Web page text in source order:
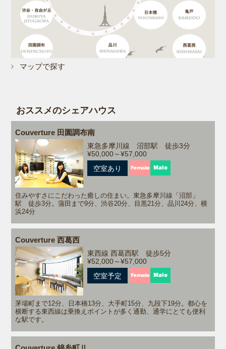
2021年10月12日クーベルチュール日本橋浜町の1階に新
たに4部屋がオープンしました。
こちらから
2021/10/01
新型コロナウイルスの感染予防に関する弊社の基本方針
について
こちらから
2021/01/04
感染症の取組みについて紹介ページができました。
こちらから
2020/03/16
新型コロナウィルス感染予防のため【web内覧】を始め
ました。
2019/10/01 以下4ハウスの運営管理を開始しました。
・クラシコ新御徒町
・クラシコGarage（ガラージェ）足立
・クラシコVerde（ベルデ）足立
2019/09/01 以下のハウスの運営管理を開始しました。
・クラシコ千川
・クラシコ八幡山
マップで探す
おススメのシェアハウス
Couverture 田園調布南
東急多摩川線 沼部駅 徒歩3分
¥50,000～¥57,000
空室あり
住みやすさにこだわった癒しの住まい。東急多摩川線「沼部」
駅 徒歩3分。蒲田まで9分、渋谷20分、目黒21分、品川24分、横
浜24分
Couverture 西葛西
東西線 西葛西駅 徒歩5分
¥52,000～¥57,000
空室予定
茅場町まで12分、日本橋13分、大手町15分、九段下19分。都心を
横断する東西線は乗換えポイントが多く通勤、通学にとても便利
な駅です。